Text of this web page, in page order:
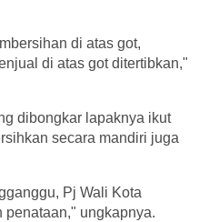
di atas got,
di atas got ditertibkan,"
dibongkar lapaknya ikut
secara mandiri juga
Pj Wali Kota
penataan," ungkapnya.